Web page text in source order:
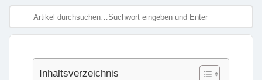
Inhaltsverzeichnis